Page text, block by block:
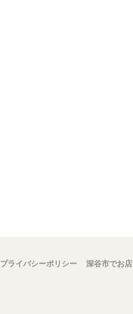
プライバシーポリシー 深谷市でお